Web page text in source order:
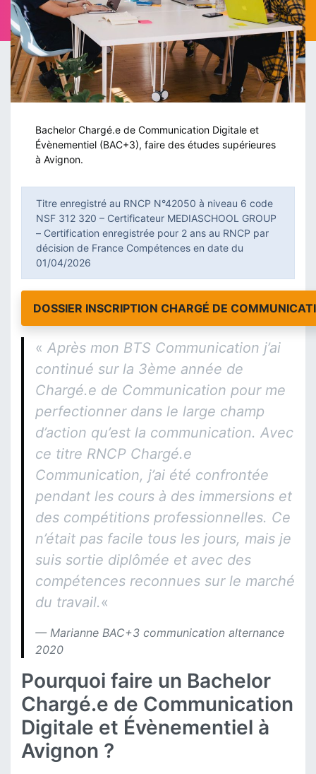
Bachelor Chargé.e de Communication Digitale et
Évènementiel (BAC+3), faire des études supérieures
à Avignon.
Titre enregistré au RNCP N°42050 à niveau 6 code
NSF 312 320 – Certificateur MEDIASCHOOL GROUP
– Certification enregistrée pour 2 ans au RNCP par
décision de France Compétences en date du
01/04/2026
DOSSIER INSCRIPTION CHARGÉ DE
« Après mon BTS Communication j’ai
continué sur la 3ème année de
Chargé.e de Communication pour me
perfectionner dans le large champ
d’action qu’est la communication. Avec
ce titre RNCP Chargé.e
Communication, j’ai été confrontée
pendant les cours à des immersions et
des compétitions professionnelles. Ce
n’était pas facile tous les jours, mais je
suis sortie diplômée et avec des
compétences reconnues sur le marché
du travail.«
Marianne BAC+3 communication alternance
2020
Pourquoi faire un Bachelor
Chargé.e de Communication
Digitale et Évènementiel à
Avignon ?